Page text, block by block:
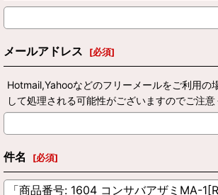
メールアドレス [必須]
Hotmail,Yahooなどのフリーメールをご利用の
して処理される可能性がございますのでご注意
件名 [必須]